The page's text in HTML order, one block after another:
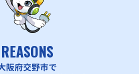
REASONS
阪府交野市で